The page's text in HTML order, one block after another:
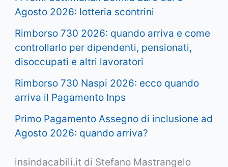
Agosto 2026: lotteria scontrini
Rimborso 730 2026: quando arriva e come
controllarlo per dipendenti, pensionati,
disoccupati e altri lavoratori
Rimborso 730 Naspi 2026: ecco quando
arriva il Pagamento Inps
Primo Pagamento Assegno di inclusione ad
Agosto 2026: quando arriva?
insindacabili.it di Stefano Mastrangelo